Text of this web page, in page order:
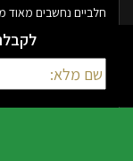
חלביים נחשבים מאוד
אנשים, לטעום
קלילה, אך תוכלו
בכל טוב שבו
ושלל מנות מושקעות